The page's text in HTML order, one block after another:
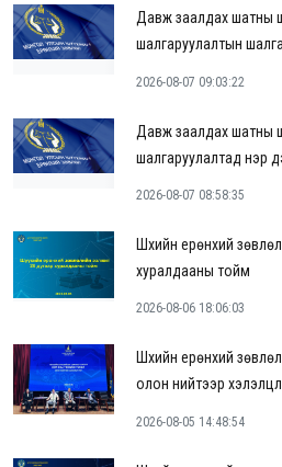
Давж заалдах шатны
шалгаруулалтын
2026-08-07 09:03:22
Давж заалдах шатны
шалгаруулалтад нэр
2026-08-07 08:58:35
Шүүхийн ерөнхий
хуралдааны тойм
2026-08-06 18:06:03
Шүүхийн ерөнхий
олон нийтээр
2026-08-05 14:48:54